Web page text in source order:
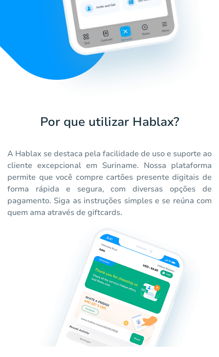
Por que utilizar Hablax?
A Hablax se destaca pela facilidade de uso e suporte ao
cliente excepcional em Suriname. Nossa plataforma
permite que você compre cartões presente digitais de
forma rápida e segura, com diversas opções de
pagamento. Siga as instruções simples e se reúna com
quem ama através de giftcards.